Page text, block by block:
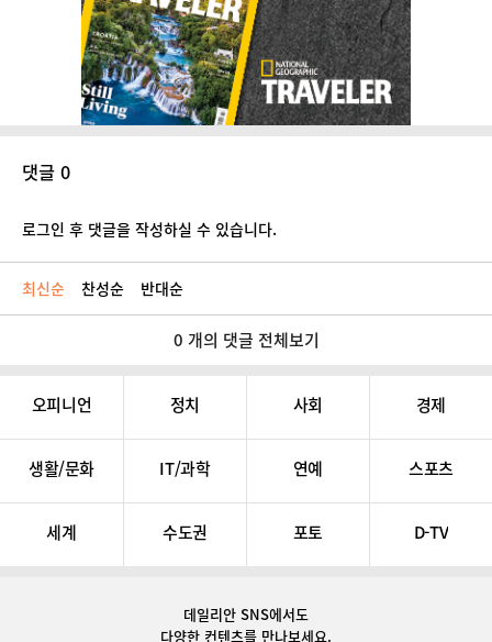
댓글 0
로그인 후 댓글을 작성하실 수 있습니다.
최신순 찬성순 반대순
0 개의 댓글 전체보기
오피니언 정치 사회 경제
생활/문화 IT/과학 연예 스포츠
세계 수도권 포토 D-TV
데일리안 SNS에서도
다양한 컨텐츠를 만나보세요.